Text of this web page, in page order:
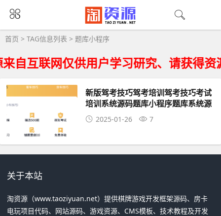
题库小程序大全 - 题库小程序相关资源下载
首页 > TAG信息列表 > 题库小程序
自互联网仅供用户学习研究、请获得
新版驾考技巧驾考培训驾考技巧考试
培训系统源码题库小程序题库系统源
码驾考答题系统源码
2025-01-26 7
关于本站
淘资源（www.taoziyuan.net）提供棋牌游戏开发框架源码、房卡
电玩项目代码、网站源码、游戏资源、CMS模板、技术教程及开发